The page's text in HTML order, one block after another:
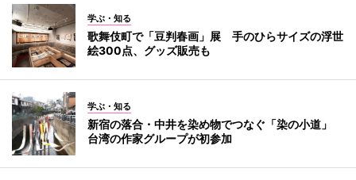
学ぶ・知る
歌舞伎町で「豆判春画」展 手のひらサイズの浮世
絵300点、グッズ販売も
学ぶ・知る
新宿の落合・中井を染め物でつなぐ「染の小道」
台湾の作家グループが初参加